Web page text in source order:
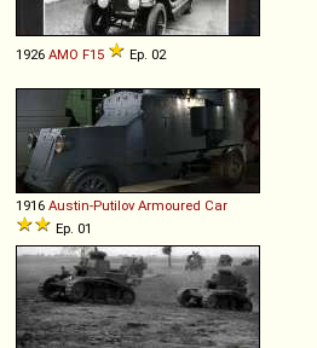
1926 AMO F15 Ep. 02
1916 Austin-Putilov Armoured Car
Ep. 01